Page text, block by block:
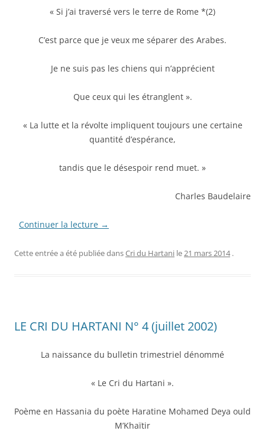
« Si j’ai traversé vers le terre de Rome *(2)
C’est parce que je veux me séparer des Arabes.
Je ne suis pas les chiens qui n’apprécient
Que ceux qui les étranglent ».
« La lutte et la révolte impliquent toujours une certaine
quantité d’espérance,
tandis que le désespoir rend muet. »
Charles Baudelaire
Continuer la lecture →
Cette entrée a été publiée dansCri du Hartani le21 mars 2014 .
LE CRI DU HARTANI N° 4 (juillet 2002)
La naissance du bulletin trimestriel dénommé
« Le Cri du Hartani ».
Poème en Hassania du poète Haratine Mohamed Deya ould
M’Khaïtir